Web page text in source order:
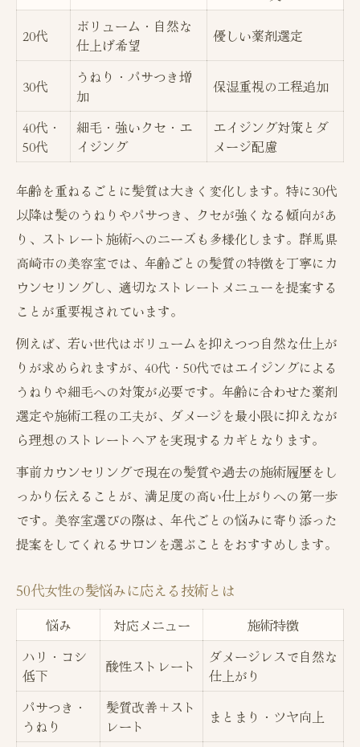
20代
ボリューム・自然な
仕上げ希望
優しい薬剤選定
30代
うねり・パサつき増
加
保湿重視の工程追加
40代・
50代
細毛・強いクセ・エ
イジング
エイジング対策とダ
メージ配慮
年齢を重ねるごとに髪質は大きく変化します。特に30代
以降は髪のうねりやパサつき、クセが強くなる傾向があ
り、ストレート施術へのニーズも多様化します。群馬県
高崎市の美容室では、年齢ごとの髪質の特徴を丁寧にカ
ウンセリングし、適切なストレートメニューを提案する
ことが重要視されています。
例えば、若い世代はボリュームを抑えつつ自然な仕上が
りが求められますが、40代・50代ではエイジングによる
うねりや細毛への対策が必要です。年齢に合わせた薬剤
選定や施術工程の工夫が、ダメージを最小限に抑えなが
ら理想のストレートヘアを実現するカギとなります。
事前カウンセリングで現在の髪質や過去の施術履歴をし
っかり伝えることが、満足度の高い仕上がりへの第一歩
です。美容室選びの際は、年代ごとの悩みに寄り添った
提案をしてくれるサロンを選ぶことをおすすめします。
50代女性の髪悩みに応える技術とは
悩み 対応メニュー
施術特徴
ハリ・コシ
低下
酸性ストレート
ダメージレスで自然な
仕上がり
パサつき・
うねり
髪質改善＋スト
レート
まとまり・ツヤ向上